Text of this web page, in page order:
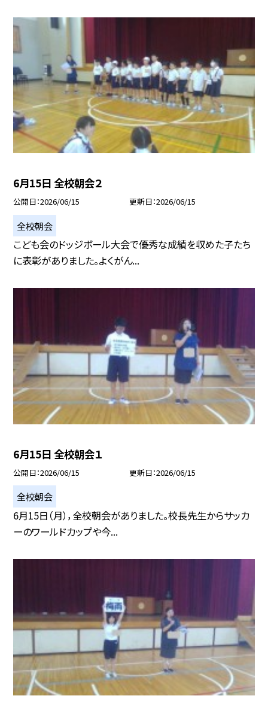
6月15日 全校朝会２
公開日 2026/06/15 更新日 2026/06/15
全校朝会
こども会のドッジボール大会で優秀な成績を収めた子たち
に表彰がありました。よくがん...
6月15日 全校朝会１
公開日 2026/06/15 更新日 2026/06/15
全校朝会
6月15日（月），全校朝会がありました。校長先生からサッカ
ーのワールドカップや今...